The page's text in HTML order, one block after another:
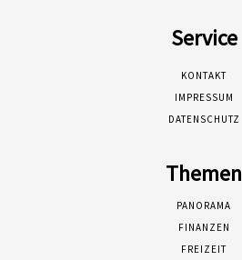
Service
KONTAKT
IMPRESSUM
DATENSCHUTZ
Themen
PANORAMA
FINANZEN
FREIZEIT